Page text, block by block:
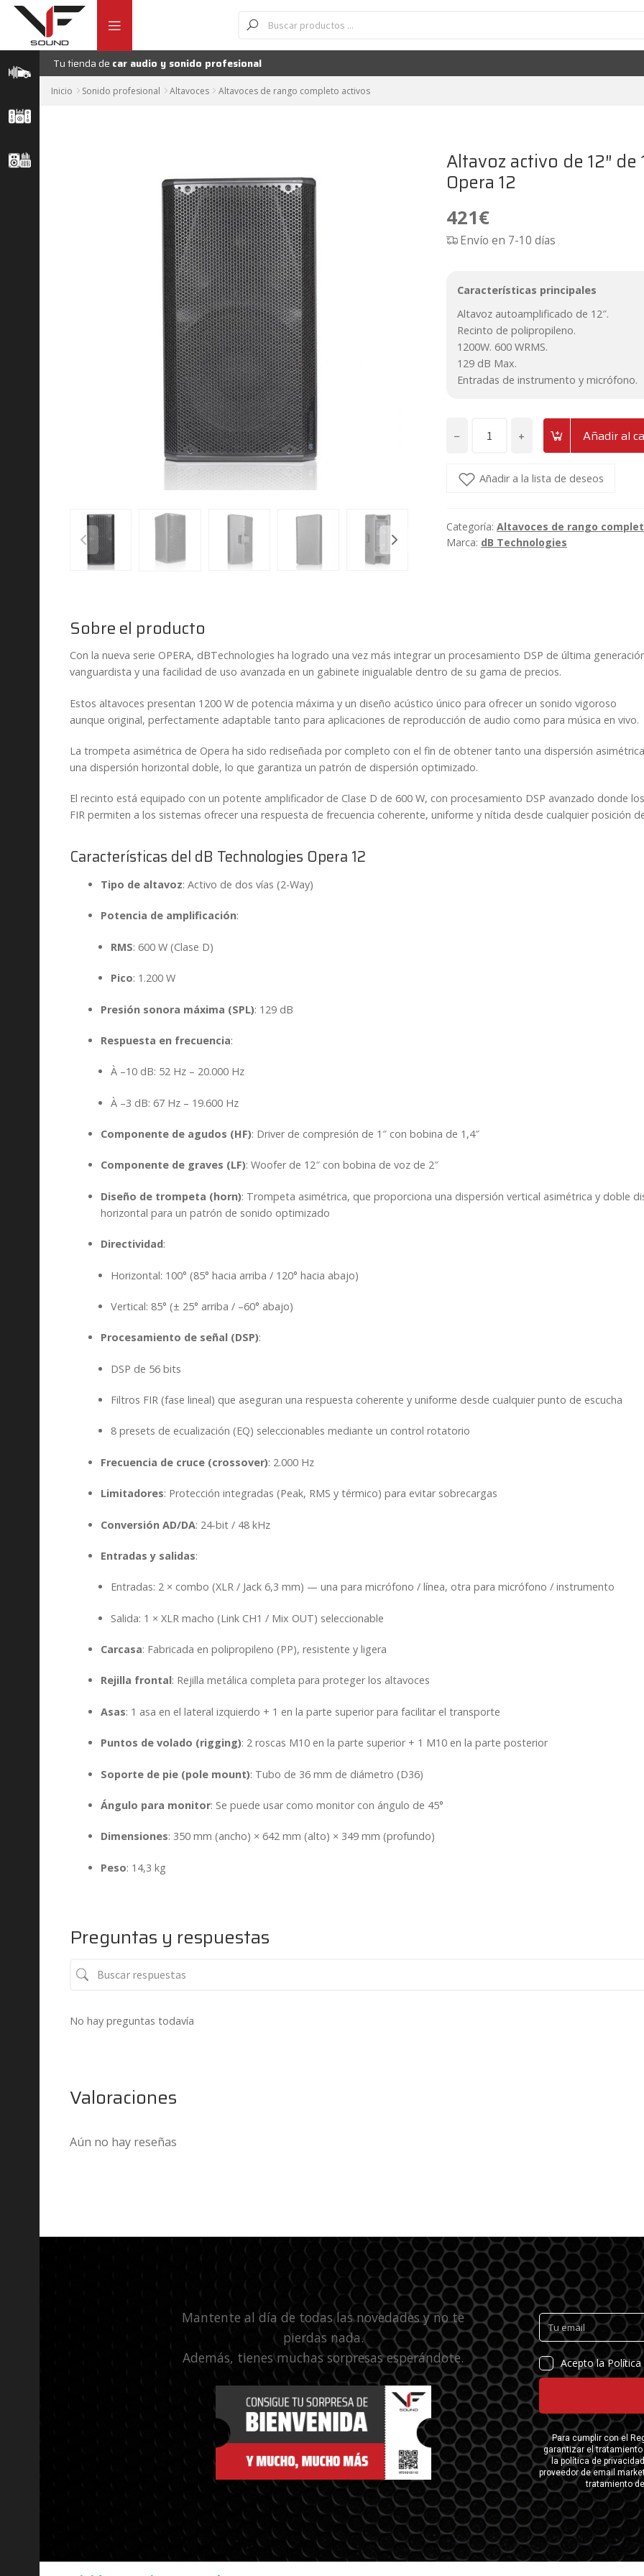
Ir
navegación
Ir
contenido
de
productos
Tu tienda de car audio y sonido profesional
Inicio Sonido profesional Altavoces Altavoces de rango completo activos
Altavoz activo de 12″
Opera 12
421€
Envío en 7-10 días
Características principales
Altavoz autoamplificado de 12″.
Recinto de polipropileno.
1200W. 600 WRMS.
129 dB Max.
Entradas de instrumento y micrófono.
−
1200W
600Wrms
+ Añadir al
Añadir a la lista de deseos
Categoría: Altavoces de rango
Marca: dB Technologies
Sobre el producto
Con la nueva serie OPERA, dBTechnologies ha logrado una vez más integrar un procesamiento DSP de última
vanguardista y una facilidad de uso avanzada en un gabinete inigualable dentro de su gama de precios.
Estos altavoces presentan 1200 W de potencia máxima y un diseño acústico único para ofrecer un sonido vigoroso
aunque original, perfectamente adaptable tanto para aplicaciones de reproducción de audio como para música en vivo.
La trompeta asimétrica de Opera ha sido rediseñada por completo con el fin de obtener tanto una dispersión
una dispersión horizontal doble, lo que garantiza un patrón de dispersión optimizado.
El recinto está equipado con un potente amplificador de Clase D de 600 W, con procesamiento DSP avanzado donde los
FIRpermiten a los sistemas ofrecer una respuesta de frecuencia coherente, uniforme y nítida desde cualquier posición
Características del dB Technologies Opera 12
Tipo de altavoz: Activo de dos vías (2-Way)
Potencia de amplificación:
RMS: 600 W (Clase D)
Pico: 1.200 W
Presión sonora máxima (SPL): 129 dB
Respuesta en frecuencia:
À –10 dB: 52 Hz – 20.000 Hz
À –3 dB: 67 Hz – 19.600 Hz
Componente de agudos (HF): Driver de compresión de 1″ con bobina de 1,4″
Componente de graves (LF): Woofer de 12″ con bobina de voz de 2″
Diseño de trompeta (horn): Trompeta asimétrica, que proporciona una dispersión vertical asimétrica y doble
horizontal para un patrón de sonido optimizado
Directividad:
Horizontal: 100° (85° hacia arriba / 120° hacia abajo)
Vertical: 85° (± 25° arriba / –60° abajo)
Procesamiento de señal (DSP):
DSP de 56 bits
Filtros FIR (fase lineal) que aseguran una respuesta coherente y uniforme desde cualquier punto de escucha
8 presets de ecualización (EQ) seleccionables mediante un control rotatorio
Frecuencia de cruce (crossover): 2.000 Hz
Limitadores: Protección integradas (Peak, RMS y térmico) para evitar sobrecargas
Conversión AD/DA: 24-bit / 48 kHz
Entradas y salidas:
Entradas: 2 × combo (XLR / Jack 6,3 mm) — una para micrófono / línea, otra para micrófono / instrumento
Salida: 1 × XLR macho (Link CH1 / Mix OUT) seleccionable
Carcasa: Fabricada en polipropileno (PP), resistente y ligera
Rejilla frontal: Rejilla metálica completa para proteger los altavoces
Asas: 1 asa en el lateral izquierdo + 1 en la parte superior para facilitar el transporte
Puntos de volado (rigging): 2 roscas M10 en la parte superior + 1 M10 en la parte posterior
Soporte de pie (pole mount): Tubo de 36 mm de diámetro (D36)
Ángulo para monitor: Se puede usar como monitor con ángulo de 45°
Dimensiones: 350 mm (ancho) × 642 mm (alto) × 349 mm (profundo)
Peso: 14,3 kg
Preguntas y respuestas
No hay preguntas todavía
Valoraciones
Aún no hay reseñas
Mantente al día de todas las novedades y no te
pierdas nada.
Además, tienes muchas sorpresas esperándote.